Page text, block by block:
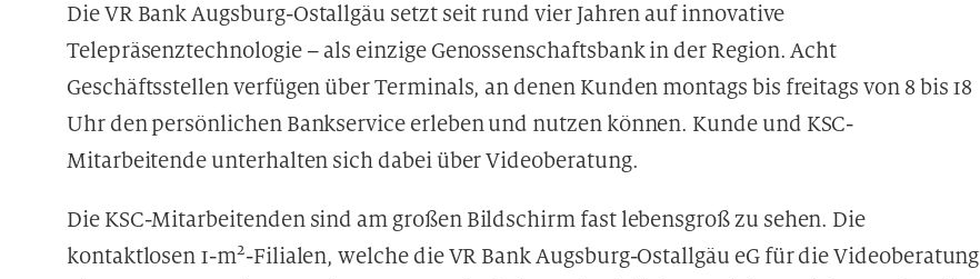
Die VR Bank Augsburg-Ostallgäu setzt seit rund vier Jahren auf innovative
Telepräsenztechnologie – als einzige Genossenschaftsbank in der Region. Acht
Geschäftsstellen verfügen über Terminals, an denen Kunden montags bis freitags von 8 bis 18
Uhr den persönlichen Bankservice erleben und nutzen können. Kunde und KSC-
Mitarbeitende unterhalten sich dabei über Videoberatung.
Die KSC-Mitarbeitenden sind am großen Bildschirm fast lebensgroß zu sehen. Die
kontaktlosen 1-m2-Filialen, welche die VR Bank Augsburg-Ostallgäu eG für die Videoberatung